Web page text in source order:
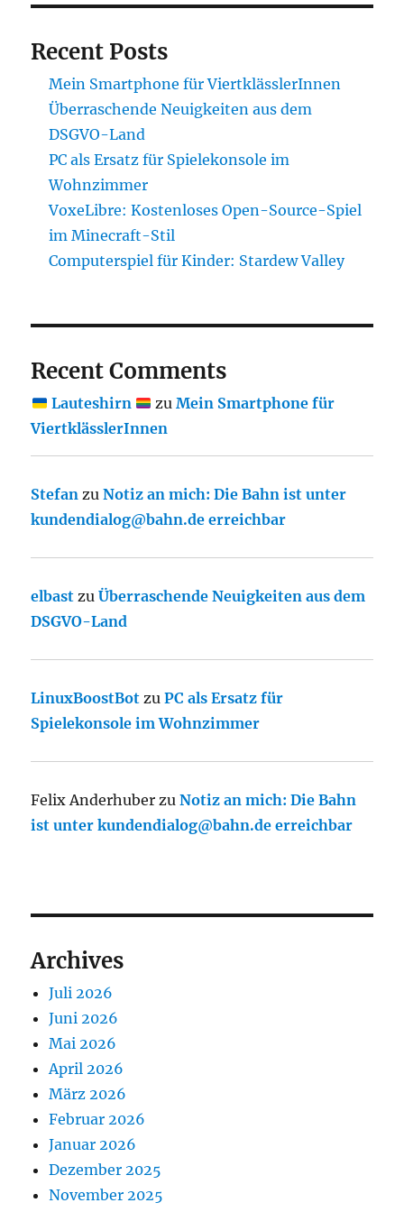
Recent Posts
Mein Smartphone für ViertklässlerInnen
Überraschende Neuigkeiten aus dem
DSGVO-Land
PC als Ersatz für Spielekonsole im
Wohnzimmer
VoxeLibre: Kostenloses Open-Source-Spiel
im Minecraft-Stil
Computerspiel für Kinder: Stardew Valley
Recent Comments
Lauteshirn zu Mein Smartphone für
ViertklässlerInnen
Stefan zuNotiz an mich: Die Bahn ist unter
kundendialog@bahn.de erreichbar
elbast zuÜberraschende Neuigkeiten aus dem
DSGVO-Land
LinuxBoostBot zuPC als Ersatz für
Spielekonsole im Wohnzimmer
Felix Anderhuber zuNotiz an mich: Die Bahn
ist unter kundendialog@bahn.de erreichbar
Archives
Juli 2026
Juni 2026
Mai 2026
April 2026
März 2026
Februar 2026
Januar 2026
Dezember 2025
November 2025